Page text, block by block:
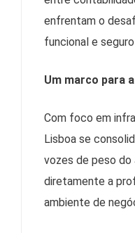
enfrentam o
funcional e
Um marco para
Com foco em
Lisboa se
vozes de peso
diretamente a
ambiente de